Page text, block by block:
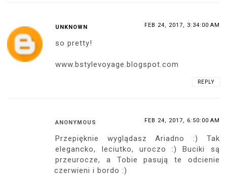
UNKNOWN FEB 24, 2017, 3:34:00 AM
so pretty!
www.bstylevoyage.blogspot.com
REPLY
ANONYMOUS FEB 24, 2017, 6:50:00 AM
Przepięknie wyglądasz Ariadno :) Tak
elegancko, leciutko, uroczo :) Buciki są
przeurocze, a Tobie pasują te odcienie
czerwieni i bordo :)